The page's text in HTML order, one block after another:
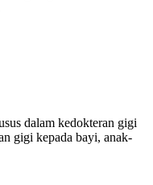
dalam kedokteran gigi
gigi kepada bayi, anak-